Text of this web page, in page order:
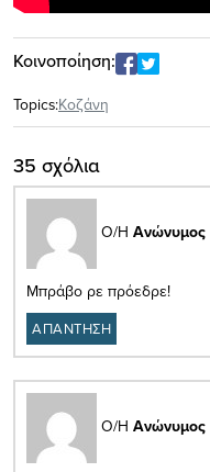
Κοινοποίηση:
Topics:Κοζάνη
35 σχόλια
Ο/Η Ανώνυμος
Μπράβο ρε πρόεδρε!
ΑΠΑΝΤΗΣΗ
Ο/Η Ανώνυμος